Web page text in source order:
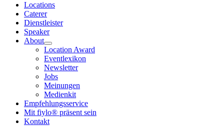
Locations
Caterer
Dienstleister
Speaker
About
Location Award
Eventlexikon
Newsletter
Jobs
Meinungen
Medienkit
Empfehlungsservice
Mit fiylo® präsent sein
Kontakt